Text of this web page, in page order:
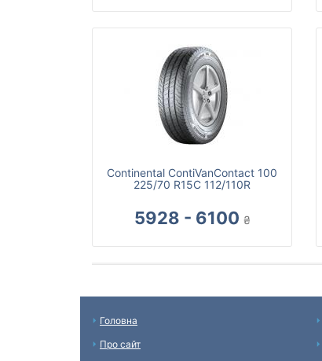
Continental ContiVanContact 100
225/70 R15C 112/110R
5928 - 6100 ₴
Головна
Про сайт